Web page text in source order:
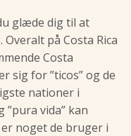
glæde dig til at
på Costa Rica
Costa
sig for ”ticos” og de
nationer i
vida” kan
noget de bruger i